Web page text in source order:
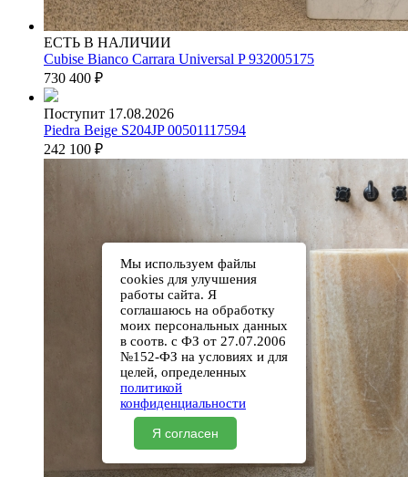
ЕСТЬ В НАЛИЧИИ
Cubise Bianco Carrara Universal P 932005175
730 400 ₽
Поступит 17.08.2026
Piedra Beige S204JP 00501117594
242 100 ₽
Мы используем файлы
cookies для улучшения
работы сайта. Я
соглашаюсь на обработку
моих персональных данных
в соотв. с ФЗ от 27.07.2006
№152-ФЗ на условиях и для
целей, определенных
политикой
конфиденциальности
Я согласен